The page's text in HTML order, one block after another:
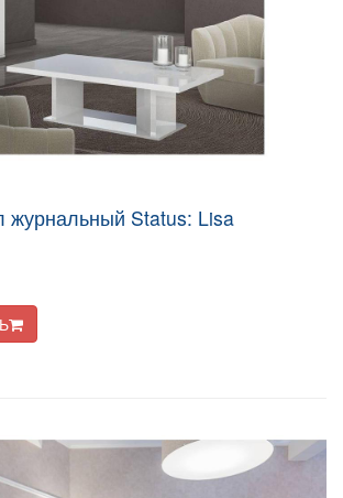
журнальный Status: Lisa